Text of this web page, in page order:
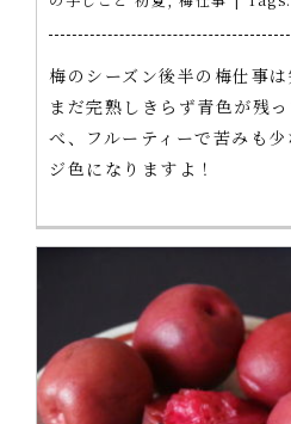
梅のシーズン後半の梅仕事は
まだ完熟しきらず青色が残
べ、フルーティーで苦みも
ジ色になりますよ！